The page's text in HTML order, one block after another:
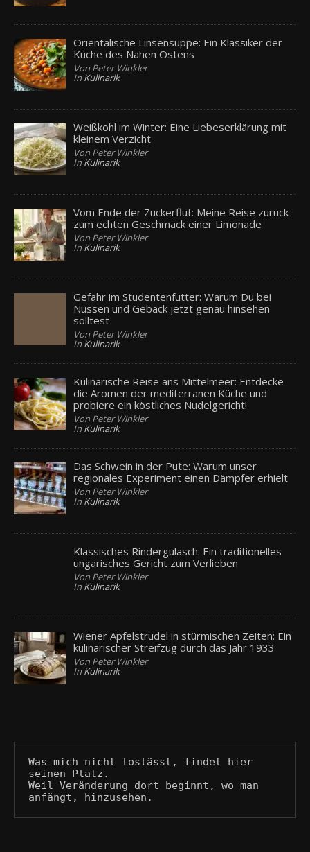
Orientalische Linsensuppe: Ein Klassiker der
Küche des Nahen Ostens
Von Peter Winkler
In Kulinarik
Weißkohl im Winter: Eine Liebeserklärung mit
kleinem Verzicht
Von Peter Winkler
In Kulinarik
Vom Ende der Zuckerflut: Meine Reise zurück
zum echten Geschmack einer Limonade
Von Peter Winkler
In Kulinarik
Gefahr im Studentenfutter: Warum Du bei
Nüssen und Gebäck jetzt genau hinsehen
solltest
Von Peter Winkler
In Kulinarik
Kulinarische Reise ans Mittelmeer: Entdecke
die Aromen der mediterranen Küche und
probiere ein köstliches Nudelgericht!
Von Peter Winkler
In Kulinarik
Das Schwein in der Pute: Warum unser
regionales Experiment einen Dämpfer erhielt
Von Peter Winkler
In Kulinarik
Klassisches Rindergulasch: Ein traditionelles
ungarisches Gericht zum Verlieben
Von Peter Winkler
In Kulinarik
Wiener Apfelstrudel in stürmischen Zeiten: Ein
kulinarischer Streifzug durch das Jahr 1933
Von Peter Winkler
In Kulinarik
Was mich nicht loslässt, findet hier
seinen Platz.
Weil Veränderung dort beginnt, wo man
anfängt, hinzusehen.